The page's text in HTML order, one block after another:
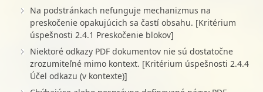
Na podstránkach nefunguje mechanizmus na
preskočenie opakujúcich sa častí obsahu. [Kritérium
úspešnosti 2.4.1 Preskočenie blokov]
Niektoré odkazy PDF dokumentov nie sú dostatočne
zrozumiteľné mimo kontext. [Kritérium úspešnosti 2.4.4
Účel odkazu (v kontexte)]